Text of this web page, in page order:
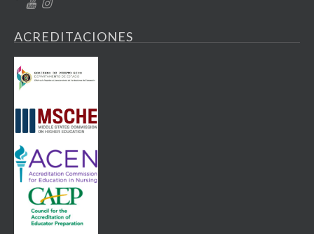
ACREDITACIONES